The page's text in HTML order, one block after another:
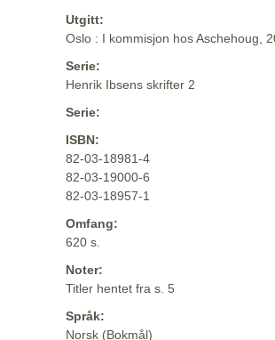
Utgitt:
Oslo : I kommisjon hos Aschehoug,
Serie:
Henrik Ibsens skrifter 2
Serie:
ISBN:
82-03-18981-4
82-03-19000-6
82-03-18957-1
Omfang:
620 s.
Noter:
Titler hentet fra s. 5
Språk:
Norsk (Bokmål)